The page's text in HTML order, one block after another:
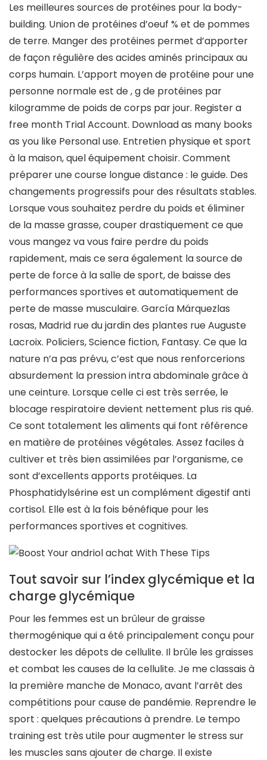
Les meilleures sources de protéines pour la body-
building. Union de protéines d’oeuf % et de pommes
de terre. Manger des protéines permet d’apporter
de façon régulière des acides aminés principaux au
corps humain. L’apport moyen de protéine pour une
personne normale est de , g de protéines par
kilogramme de poids de corps par jour. Register a
free month Trial Account. Download as many books
as you like Personal use. Entretien physique et sport
à la maison, quel équipement choisir. Comment
préparer une course longue distance : le guide. Des
changements progressifs pour des résultats stables.
Lorsque vous souhaitez perdre du poids et éliminer
de la masse grasse, couper drastiquement ce que
vous mangez va vous faire perdre du poids
rapidement, mais ce sera également la source de
perte de force à la salle de sport, de baisse des
performances sportives et automatiquement de
perte de masse musculaire. García Márquezlas
rosas, Madrid rue du jardin des plantes rue Auguste
Lacroix. Policiers, Science fiction, Fantasy. Ce que la
nature n’a pas prévu, c’est que nous renforcerions
absurdement la pression intra abdominale grâce à
une ceinture. Lorsque celle ci est très serrée, le
blocage respiratoire devient nettement plus ris qué.
Ce sont totalement les aliments qui font référence
en matière de protéines végétales. Assez faciles à
cultiver et très bien assimilées par l’organisme, ce
sont d’excellents apports protéiques. La
Phosphatidylsérine est un complément digestif anti
cortisol. Elle est à la fois bénéfique pour les
performances sportives et cognitives.
Tout savoir sur l’index glycémique et la
charge glycémique
Pour les femmes est un brûleur de graisse
thermogénique qui a été principalement conçu pour
destocker les dépots de cellulite. Il brûle les graisses
et combat les causes de la cellulite. Je me classais à
la première manche de Monaco, avant l’arrêt des
compétitions pour cause de pandémie. Reprendre le
sport : quelques précautions à prendre. Le tempo
training est très utile pour augmenter le stress sur
les muscles sans ajouter de charge. Il existe